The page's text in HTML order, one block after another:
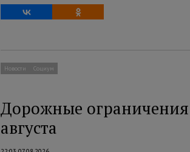
Новости Социум
Дорожные ограничения
августа